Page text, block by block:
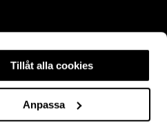
Tillåt alla cookies
Anpassa